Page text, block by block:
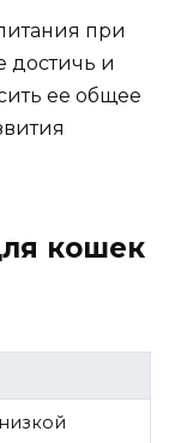
при
и
ее общее
кошек